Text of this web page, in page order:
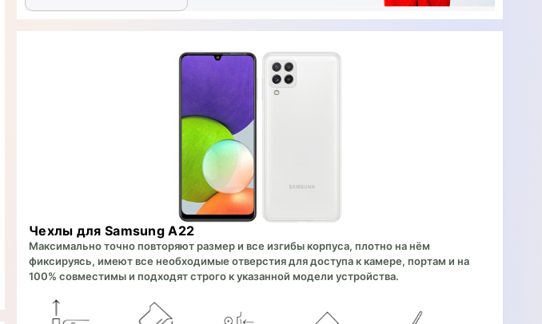
Чехлы для Samsung A22
Максимально точно повторяют размер и все изгибы корпуса, плотно на нём
фиксируясь, имеют все необходимые отверстия для доступа к камере, портам и на
100% совместимы и подходят строго к указанной модели устройства.